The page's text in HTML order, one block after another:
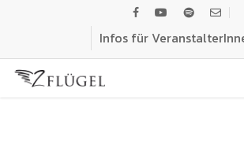
content
facebook
youtubespotifyemail
Infos für